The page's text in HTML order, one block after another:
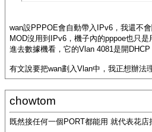
wan設PPPOE會自動帶入IPv6，我還不
MOD沒用到IPv6，機子內的pppoe也只是
進去數據機看，它的Vlan 4081是開
有文說要把wan劃入Vlan中，我正想辦法
chowtom
既然接任何一個PORT都能用 就代表花